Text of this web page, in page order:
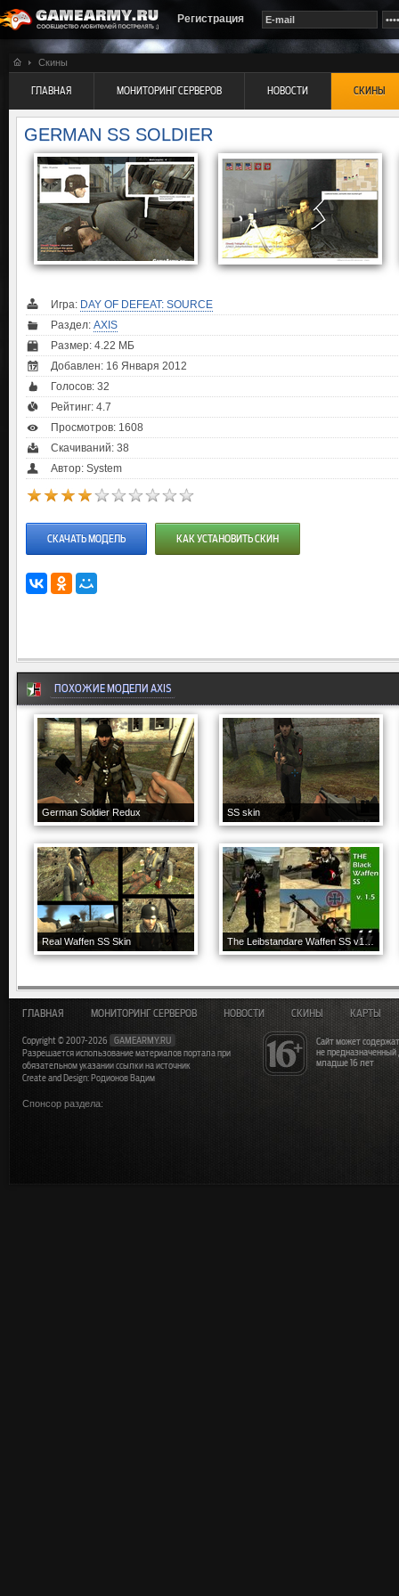
Регистрация
Скины
ГЛАВНАЯ МОНИТОРИНГ СЕРВЕРОВ НОВОСТИ СКИНЫ
GERMAN SS SOLDIER
Игра: DAY OF DEFEAT: SOURCE
Раздел: AXIS
Размер: 4.22 МБ
Добавлен: 16 Января 2012
Голосов: 32
Рейтинг: 4.7
Просмотров: 1608
Скачиваний: 38
Автор: System
СКАЧАТЬ МОДЕЛЬ КАК УСТАНОВИТЬ СКИН
ПОХОЖИЕ МОДЕЛИ AXIS
German Soldier Redux SS skin
Real Waffen SS Skin The Leibstandare Waffen SS v1.5 New Version!!
Сайт может
не
младше 16 лет
ГЛАВНАЯ МОНИТОРИНГ СЕРВЕРОВ НОВОСТИ СКИНЫ КАРТЫ
Copyright © 2007-2026
GAMEARMY.RU
Разрешается использование материалов портала при
обязательном указании ссылки на источник
Create and Design: Родионов Вадим
Спонсор раздела: